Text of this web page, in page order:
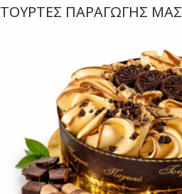
ΤΟΥΡΤΕΣ ΠΑΡΑΓΩΓΗΣ ΜΑΣ